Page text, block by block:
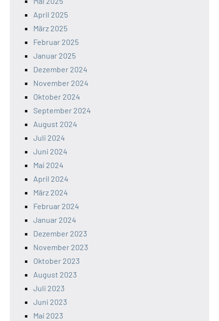
April 2025
März 2025
Februar 2025
Januar 2025
Dezember 2024
November 2024
Oktober 2024
September 2024
August 2024
Juli 2024
Juni 2024
Mai 2024
April 2024
März 2024
Februar 2024
Januar 2024
Dezember 2023
November 2023
Oktober 2023
August 2023
Juli 2023
Juni 2023
Mai 2023